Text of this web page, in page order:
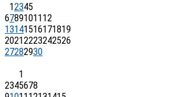
12345
6789101112
13141516171819
20212223242526
27282930
1
2345678